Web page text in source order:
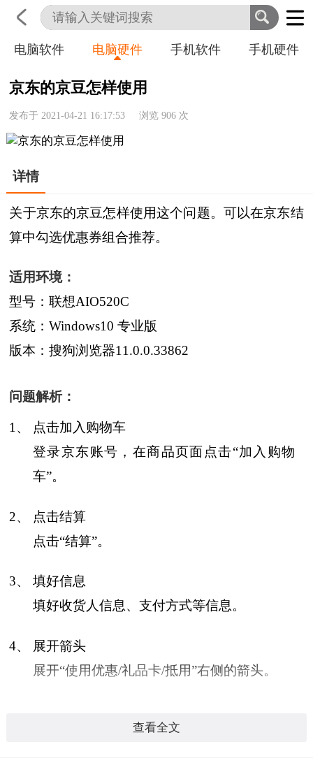
首页 科技 生活 职业
电脑软件 电脑硬件 手机软件 手机硬件
京东的京豆怎样使用
发布于 2021-04-21 16:17:53 浏览906 次
详情
关于京东的京豆怎样使用这个问题。可以在京东结
算中勾选优惠券组合推荐。
适用环境：
型号：联想AIO520C
系统：Windows10 专业版
版本：搜狗浏览器11.0.0.33862
问题解析：
1、
点击加入购物车
登录京东账号，在商品页面点击“加入购物
车”。
2、
点击结算
点击“结算”。
3、
填好信息
填好收货人信息、支付方式等信息。
4、
展开箭头
展开“使用优惠/礼品卡/抵用”右侧的箭头。
勾选“优惠券组合推荐”。尽可能使用优惠券
查看全文